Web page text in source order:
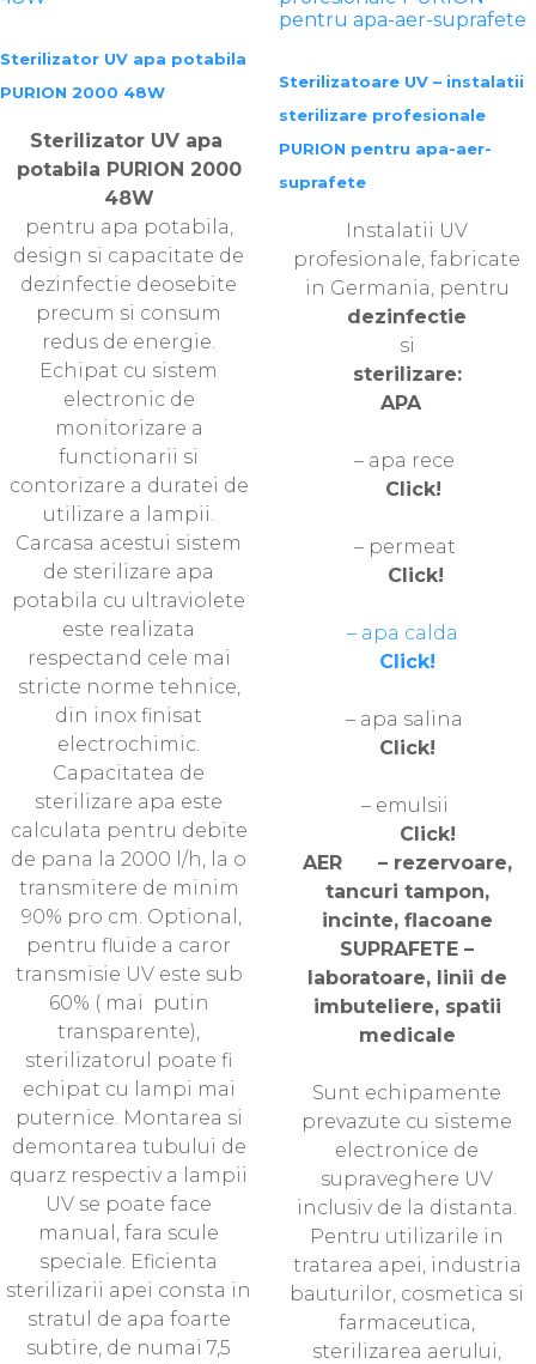
Sterilizator UV apa potabila
PURION 2000 48W
Sterilizator UV apa
potabila PURION 2000
48W
pentru apa potabila,
design si capacitate de
dezinfectie deosebite
precum si consum
redus de energie.
Echipat cu sistem
electronic de
monitorizare a
functionarii si
contorizare a duratei de
utilizare a lampii.
Carcasa acestui sistem
de sterilizare apa
potabila cu ultraviolete
este realizata
respectand cele mai
stricte norme tehnice,
din inox finisat
electrochimic.
Capacitatea de
sterilizare apa este
calculata pentru debite
de pana la 2000 l/h, la o
transmitere de minim
90% pro cm. Optional,
pentru fluide a caror
transmisie UV este sub
60% ( mai putin
transparente),
sterilizatorul poate fi
echipat cu lampi mai
puternice. Montarea si
demontarea tubului de
quarz respectiv a lampii
UV se poate face
manual, fara scule
speciale. Eficienta
sterilizarii apei consta in
stratul de apa foarte
subtire, de numai 7,5
Sterilizatoare UV – instalatii
sterilizare profesionale
PURION pentru apa-aer-
suprafete
Instalatii UV
profesionale, fabricate
in Germania, pentru
dezinfectie
si
sterilizare:
APA
– apa rece
Click!
– permeat
Click!
– apa calda
Click!
– apa salina
Click!
– emulsii
Click!
AER – rezervoare,
tancuri tampon,
incinte, flacoane
SUPRAFETE –
laboratoare, linii de
imbuteliere, spatii
medicale
Sunt echipamente
prevazute cu sisteme
electronice de
supraveghere UV
inclusiv de la distanta.
Pentru utilizarile in
tratarea apei, industria
bauturilor, cosmetica si
farmaceutica,
sterilizarea aerului,